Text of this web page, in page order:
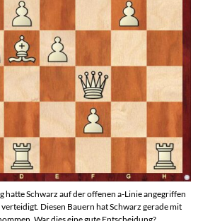
hatte Schwarz auf der offenen a-Linie angegriffen
Diesen Bauern hat Schwarz gerade mit